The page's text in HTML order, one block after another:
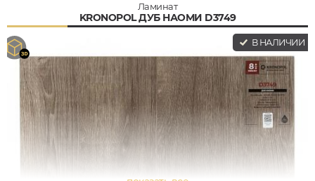
Ламинат
KRONOPOL ДУБ НАОМИ D3749
В НАЛИЧИИ